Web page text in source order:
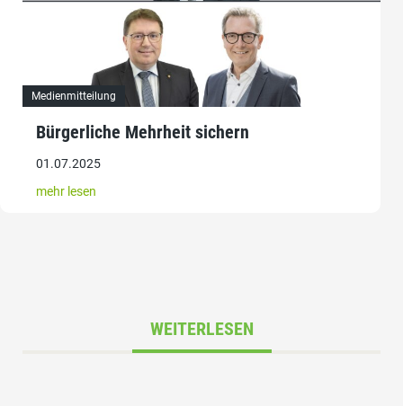
Medienmitteilung
Bürgerliche Mehrheit sichern
01.07.2025
mehr lesen
WEITERLESEN